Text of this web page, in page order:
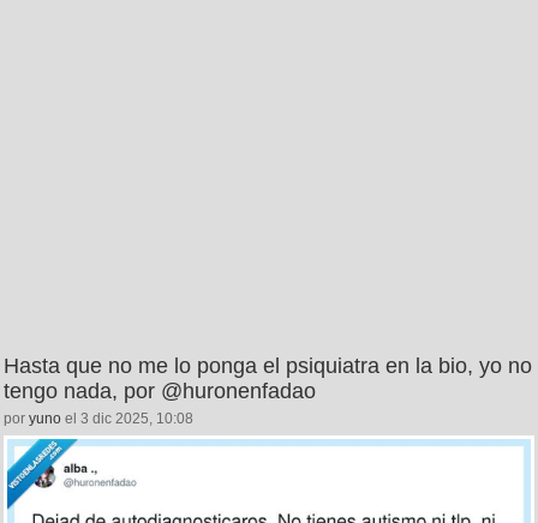
Hasta que no me lo ponga el psiquiatra en la bio, yo no
tengo nada, por @huronenfadao
por yuno el 3 dic 2025, 10:08